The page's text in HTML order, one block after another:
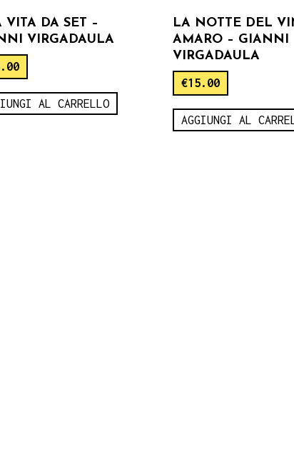
VITA DA SET –
VIRGADAULA
AL CARRELLO
LA NOTTE DEL
AMARO – GIANNI
VIRGADAULA
€15.00
AGGIUNGI AL